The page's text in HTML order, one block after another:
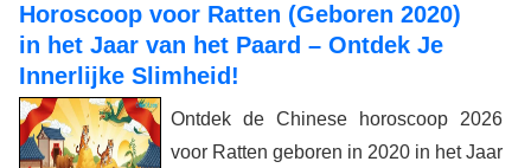
Horoscoop voor Ratten (Geboren 2020)
in het Jaar van het Paard – Ontdek Je
Innerlijke Slimheid!
Ontdek de Chinese horoscoop 2026
voor Ratten geboren in 2020 in het Jaar